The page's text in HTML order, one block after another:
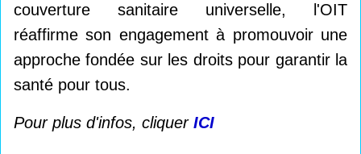
couverture sanitaire universelle, l'OIT
réaffirme son engagement à promouvoir une
approche fondée sur les droits pour garantir la
santé pour tous.
Pour plus d'infos, cliquer ICI